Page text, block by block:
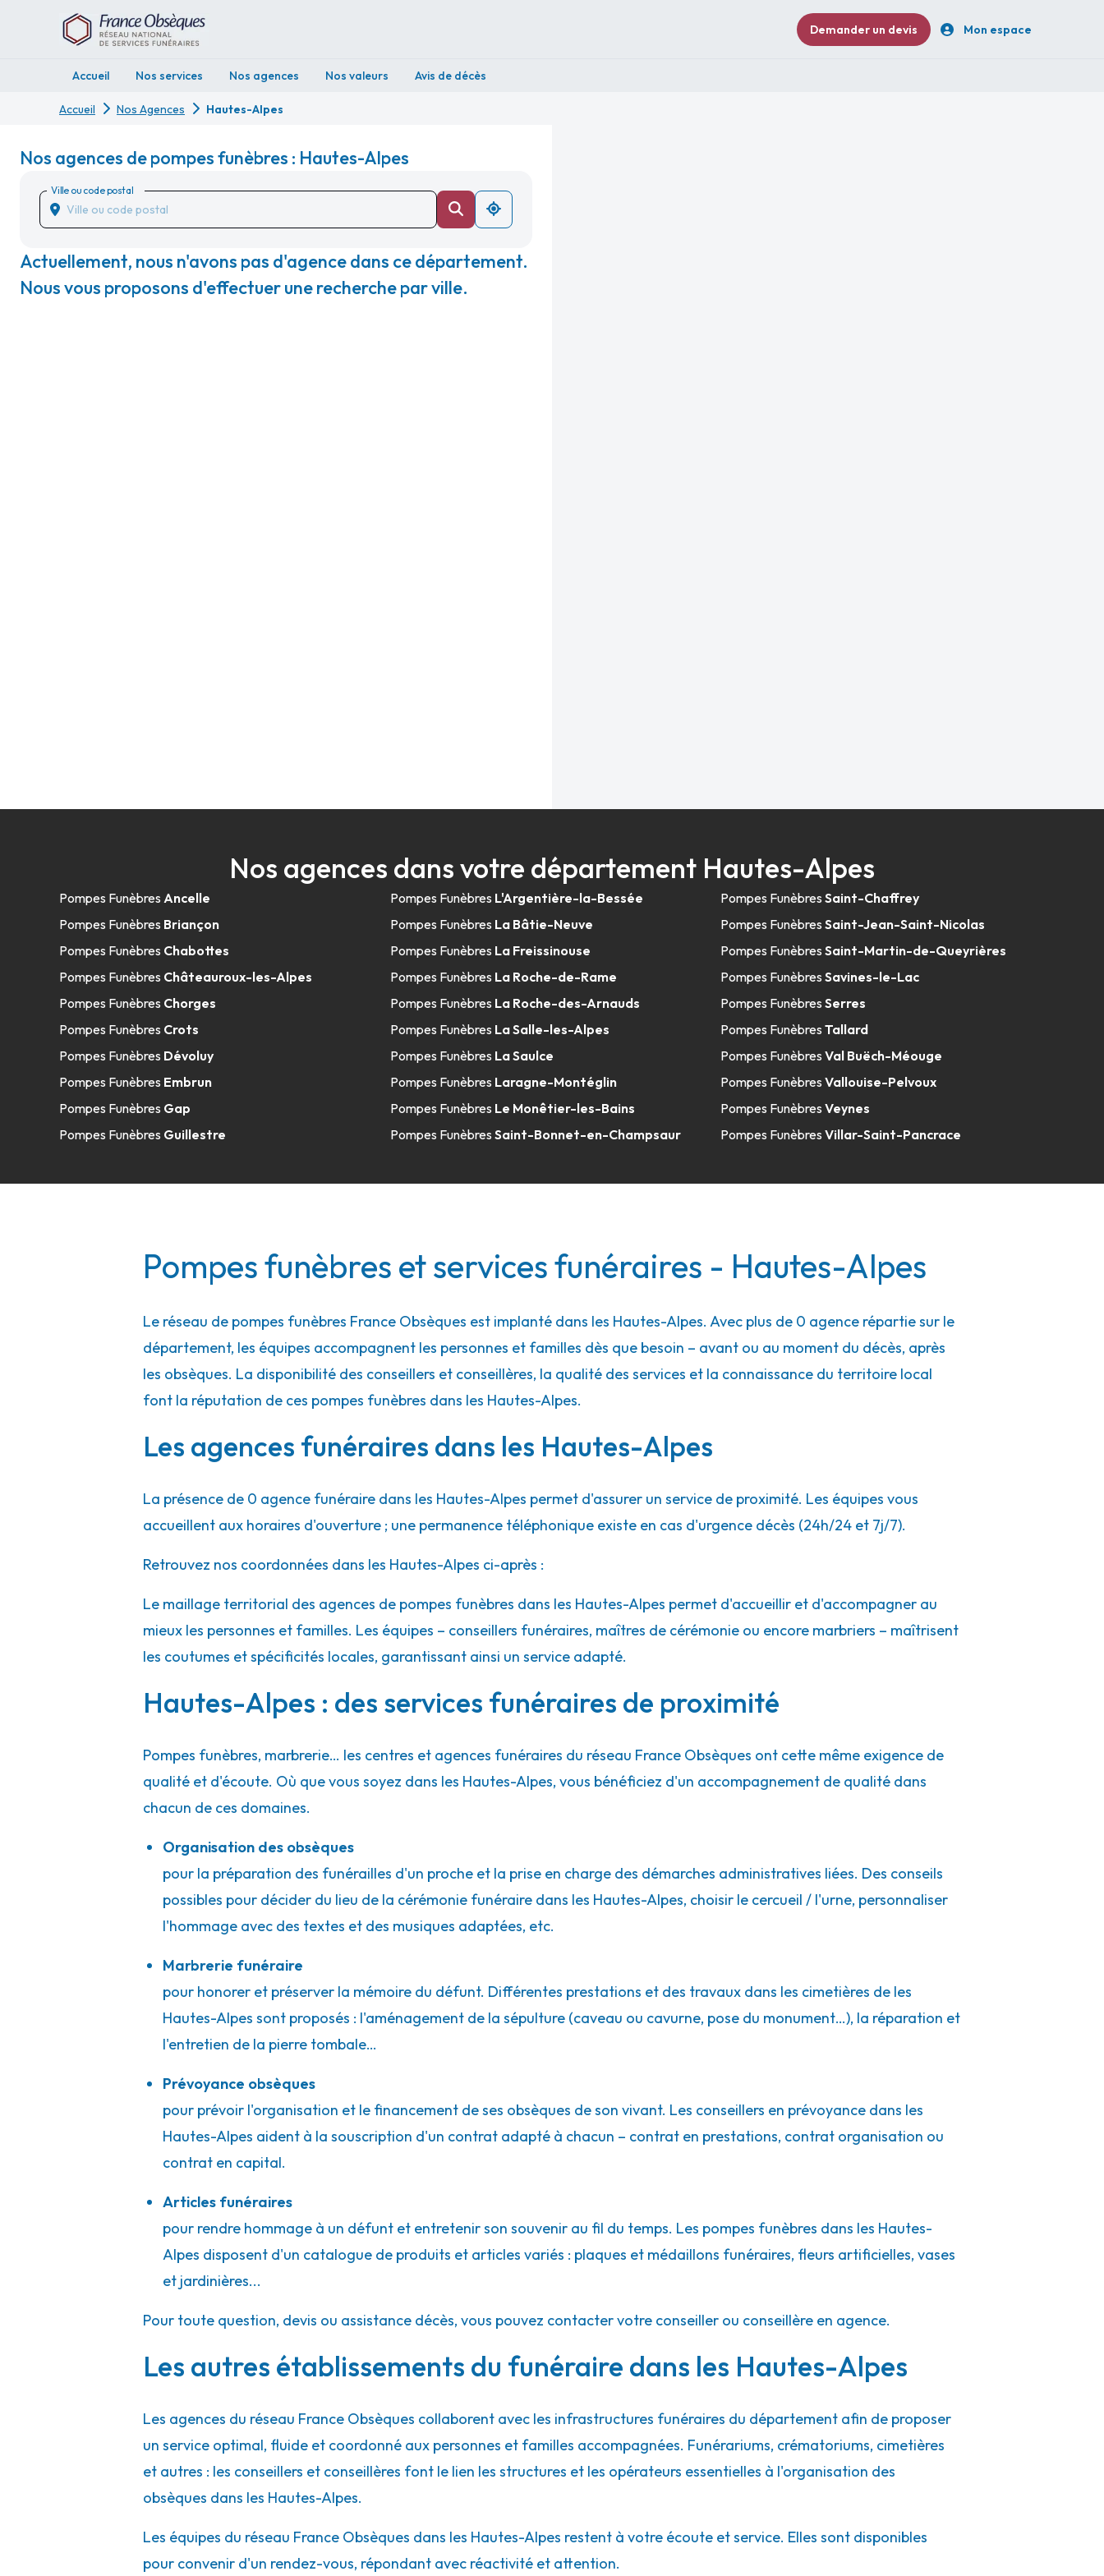
Demander un devis Mon espace
Accueil Nos services Nos agences Nos valeurs Avis de décès
Accueil Nos Agences Hautes-Alpes
Nos agences de pompes funèbres : Hautes-Alpes
Ville ou code postal
Actuellement, nous n'avons pas d'agence dans ce département.
Nous vous proposons d'effectuer une recherche par ville.
Nos agences dans votre département Hautes-Alpes
Pompes Funèbres Ancelle
Pompes Funèbres Briançon
Pompes Funèbres Chabottes
Pompes Funèbres Châteauroux-les-Alpes
Pompes Funèbres Chorges
Pompes Funèbres Crots
Pompes Funèbres Dévoluy
Pompes Funèbres Embrun
Pompes Funèbres Gap
Pompes Funèbres Guillestre
Pompes Funèbres L'Argentière-la-Bessée
Pompes Funèbres La Bâtie-Neuve
Pompes Funèbres La Freissinouse
Pompes Funèbres La Roche-de-Rame
Pompes Funèbres La Roche-des-Arnauds
Pompes Funèbres La Salle-les-Alpes
Pompes Funèbres La Saulce
Pompes Funèbres Laragne-Montéglin
Pompes Funèbres Le Monêtier-les-Bains
Pompes Funèbres Saint-Bonnet-en-Champsaur
Pompes FunèbresSaint-Chaffrey
Pompes FunèbresSaint-Jean-Saint-Nicolas
Pompes FunèbresSaint-Martin-de-Queyrières
Pompes FunèbresSavines-le-Lac
Pompes FunèbresSerres
Pompes FunèbresTallard
Pompes FunèbresVal Buëch-Méouge
Pompes FunèbresVallouise-Pelvoux
Pompes FunèbresVeynes
Pompes FunèbresVillar-Saint-Pancrace
Pompes funèbres et services funéraires - Hautes-Alpes
Le réseau de pompes funèbres France Obsèques est implanté dans les Hautes-Alpes. Avec plus de 0 agence répartie sur le
département, les équipes accompagnent les personnes et familles dès que besoin – avant ou au moment du décès, après
les obsèques. La disponibilité des conseillers et conseillères, la qualité des services et la connaissance du territoire local
font la réputation de ces pompes funèbres dans les Hautes-Alpes.
Les agences funéraires dans les Hautes-Alpes
La présence de 0 agence funéraire dans les Hautes-Alpes permet d'assurer un service de proximité. Les équipes vous
accueillent aux horaires d'ouverture ; une permanence téléphonique existe en cas d'urgence décès (24h/24 et 7j/7).
Retrouvez nos coordonnées dans les Hautes-Alpes ci-après :
Le maillage territorial des agences de pompes funèbres dans les Hautes-Alpes permet d'accueillir et d'accompagner au
mieux les personnes et familles. Les équipes – conseillers funéraires, maîtres de cérémonie ou encore marbriers – maîtrisent
les coutumes et spécificités locales, garantissant ainsi un service adapté.
Hautes-Alpes : des services funéraires de proximité
Pompes funèbres, marbrerie… les centres et agences funéraires du réseau France Obsèques ont cette même exigence de
qualité et d'écoute. Où que vous soyez dans les Hautes-Alpes, vous bénéficiez d'un accompagnement de qualité dans
chacun de ces domaines.
Organisation des obsèques
pour la préparation des funérailles d'un proche et la prise en charge des démarches administratives liées. Des conseils
possibles pour décider du lieu de la cérémonie funéraire dans les Hautes-Alpes, choisir le cercueil / l'urne, personnaliser
l'hommage avec des textes et des musiques adaptées, etc.
Marbrerie funéraire
pour honorer et préserver la mémoire du défunt. Différentes prestations et des travaux dans les cimetières de les
Hautes-Alpes sont proposés : l'aménagement de la sépulture (caveau ou cavurne, pose du monument…), la réparation et
l'entretien de la pierre tombale…
Prévoyance obsèques
pour prévoir l'organisation et le financement de ses obsèques de son vivant. Les conseillers en prévoyance dans les
Hautes-Alpes aident à la souscription d'un contrat adapté à chacun – contrat en prestations, contrat organisation ou
contrat en capital.
Articles funéraires
pour rendre hommage à un défunt et entretenir son souvenir au fil du temps. Les pompes funèbres dans les Hautes-
Alpes disposent d'un catalogue de produits et articles variés : plaques et médaillons funéraires, fleurs artificielles, vases
et jardinières...
Pour toute question, devis ou assistance décès, vous pouvez contacter votre conseiller ou conseillère en agence.
Les autres établissements du funéraire dans les Hautes-Alpes
Les agences du réseau France Obsèques collaborent avec les infrastructures funéraires du département afin de proposer
un service optimal, fluide et coordonné aux personnes et familles accompagnées. Funérariums, crématoriums, cimetières
et autres : les conseillers et conseillères font le lien les structures et les opérateurs essentielles à l'organisation des
obsèques dans les Hautes-Alpes.
Les équipes du réseau France Obsèques dans les Hautes-Alpes restent à votre écoute et service. Elles sont disponibles
pour convenir d'un rendez-vous, répondant avec réactivité et attention.